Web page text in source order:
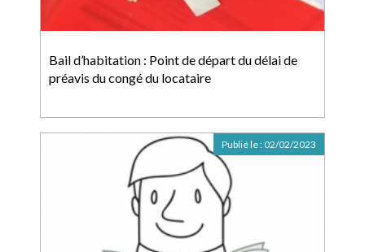
Bail d’habitation : Point de départ du délai de
préavis du congé du locataire
Publié le : 02/02/2023